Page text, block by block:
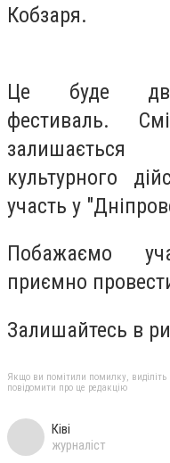
Кобзаря.
Це буде
фестиваль.
залишається
культурного
участь у
Побажаємо
приємно
Залишайтесь в
Якщо ви помітили помилку, виділіть
повідомити про це редакцію
Ківі
журналіст